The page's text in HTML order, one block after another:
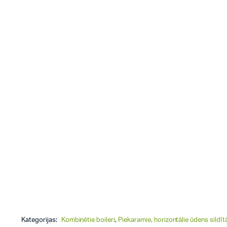
Kategorijas: Kombinētie boileri, Piekaramie, horizontālie ūdens